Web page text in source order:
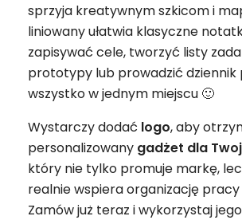
sprzyja kreatywnym szkicom i
liniowany ułatwia klasyczne
zapisywać cele, tworzyć listy
prototypy lub prowadzić dziennik
wszystko w jednym miejscu 🙂
Wystarczy dodać logo, aby
personalizowany gadżet dla
który nie tylko promuje markę,
realnie wspiera organizację
Zamów już teraz i wykorzystaj